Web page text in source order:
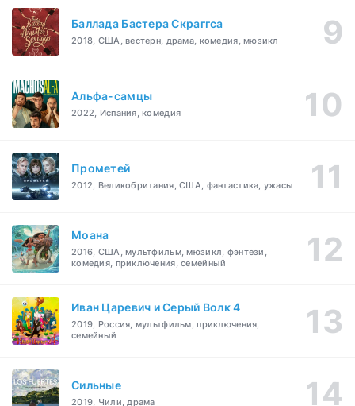
Баллада Бастера Скраггса
2018, США, вестерн, драма, комедия, мюзикл
Альфа-самцы
2022, Испания, комедия
Прометей
2012, Великобритания, США, фантастика, ужасы
Моана
2016, США, мультфильм, мюзикл, фэнтези,
комедия, приключения, семейный
Иван Царевич и Серый Волк 4
2019, Россия, мультфильм, приключения,
семейный
Сильные
2019, Чили, драма